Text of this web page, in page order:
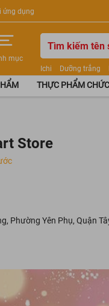
ứng dụng
mục
Ichi Dưỡng trắng
Nước tẩy trang
Sữa rửa mặt
Kem
THỰC PHẨM
Store
Phường Yên Phụ, Quận